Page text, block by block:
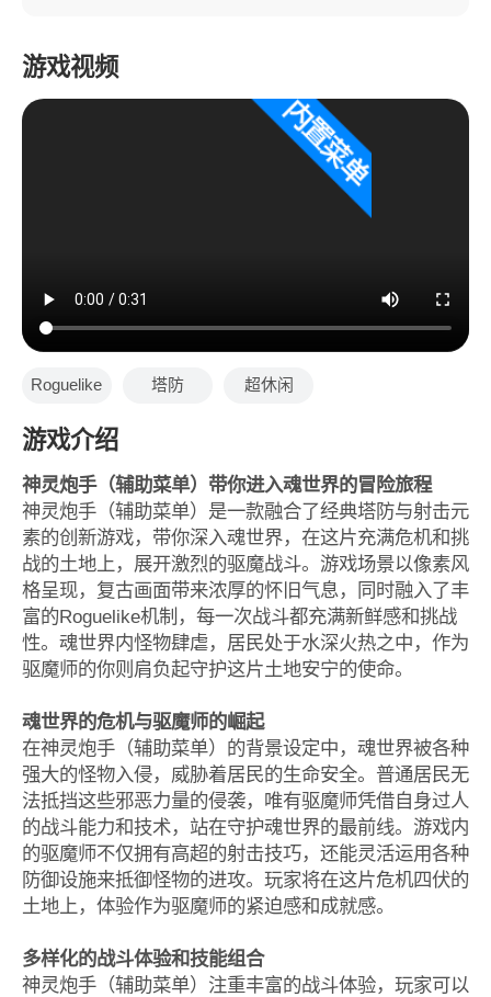
游戏视频
Roguelike 塔防 超休闲
游戏介绍
神灵炮手（辅助菜单）带你进入魂世界的冒险旅程
神灵炮手（辅助菜单）是一款融合了经典塔防与射击元
素的创新游戏，带你深入魂世界，在这片充满危机和挑
战的土地上，展开激烈的驱魔战斗。游戏场景以像素风
格呈现，复古画面带来浓厚的怀旧气息，同时融入了丰
富的Roguelike机制，每一次战斗都充满新鲜感和挑战
性。魂世界内怪物肆虐，居民处于水深火热之中，作为
驱魔师的你则肩负起守护这片土地安宁的使命。
魂世界的危机与驱魔师的崛起
在神灵炮手（辅助菜单）的背景设定中，魂世界被各种
强大的怪物入侵，威胁着居民的生命安全。普通居民无
法抵挡这些邪恶力量的侵袭，唯有驱魔师凭借自身过人
的战斗能力和技术，站在守护魂世界的最前线。游戏内
的驱魔师不仅拥有高超的射击技巧，还能灵活运用各种
防御设施来抵御怪物的进攻。玩家将在这片危机四伏的
土地上，体验作为驱魔师的紧迫感和成就感。
多样化的战斗体验和技能组合
神灵炮手（辅助菜单）注重丰富的战斗体验，玩家可以